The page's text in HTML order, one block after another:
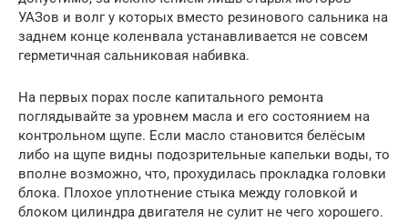
УАЗов и волг у которых вместо резинового сальника на
заднем конце коленвала устанавливается не совсем
герметичная сальниковая набивка.
На первых порах после капитального ремонта
поглядывайте за уровнем масла и его состоянием на
контрольном щупе. Если масло становится белёсым
либо на щупе видны подозрительные капельки воды, то
вполне возможно, что, прохудилась прокладка головки
блока. Плохое уплотнение стыка между головкой и
блоком цилиндра двигателя не сулит не чего хорошего.